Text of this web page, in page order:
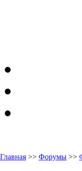
Главная >> Форумы >>